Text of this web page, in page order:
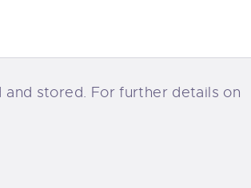
stored. For further details on